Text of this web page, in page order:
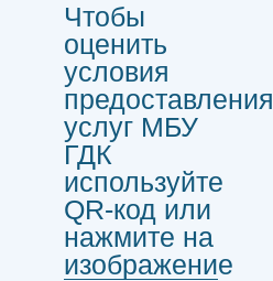
Чтобы
оценить
условия
предоставления
услуг МБУ
ГДК
используйте
QR-код или
нажмите на
изображение